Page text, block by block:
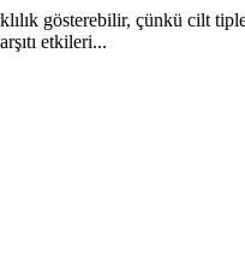
gösterebilir, çünkü cilt
etkileri...